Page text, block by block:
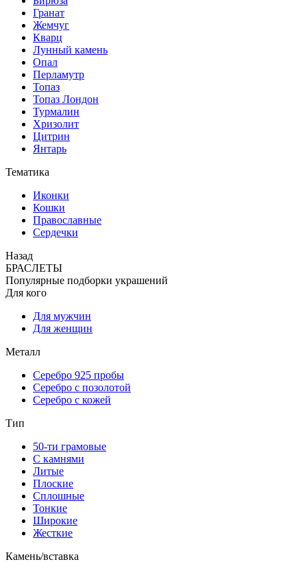
Гранат
Жемчуг
Кварц
Лунный камень
Опал
Перламутр
Топаз
Топаз Лондон
Турмалин
Хризолит
Цитрин
Янтарь
Тематика
Иконки
Кошки
Православные
Сердечки
Назад
БРАСЛЕТЫ
Популярные подборки украшений
Для кого
Для мужчин
Для женщин
Металл
Серебро 925 пробы
Серебро с позолотой
Серебро с кожей
Тип
50-ти грамовые
С камнями
Литые
Плоские
Сплошные
Тонкие
Широкие
Жесткие
Камень/вставка